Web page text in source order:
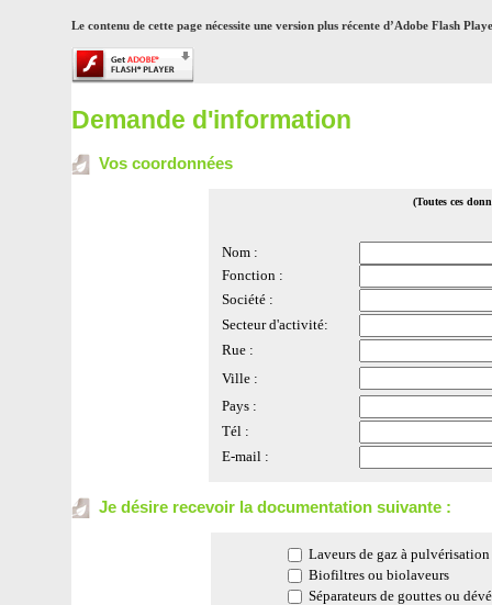
Le contenu de cette page nécessite une version plus récente d’Adobe Flash
Demande d'information
Vos coordonnées
(Toutes ces
Nom :
Fonction :
Société :
Secteur d'activité:
Rue :
Ville :
Pays :
Tél :
E-mail :
Je désire recevoir la documentation suivante :
Laveurs de gaz à pulvérisation
Biofiltres ou biolaveurs
Séparateurs de gouttes ou